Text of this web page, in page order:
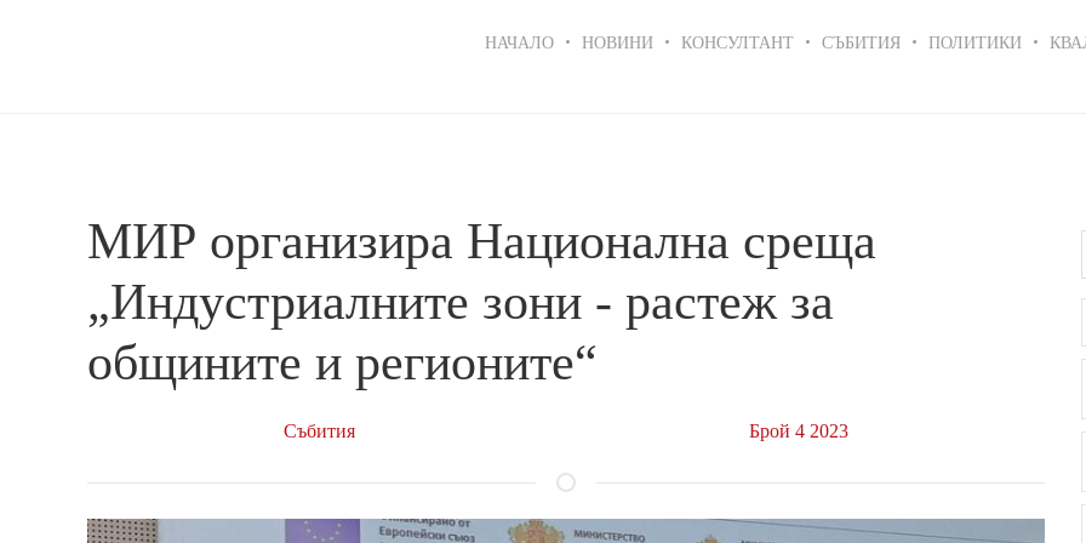
navigation
НАЧАЛО НОВИНИ КОНСУЛТАНТ СЪБИТИЯ ПОЛИТИКИ
МИР организира Национална среща
„Индустриалните зони - растеж за
общините и регионите“
Събития Брой 4 2023